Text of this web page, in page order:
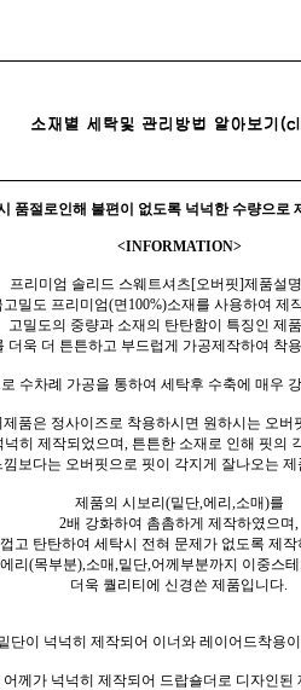
품절로인해 불편이 없도록 넉넉한 수량으로
<INFORMATION>
프리미엄 솔리드 스웨트셔츠[오버핏]제품설
고밀도 프리미엄(면100%)소재를 사용하여 제
고밀도의 중량과 소재의 탄탄함이 특징인 제
더욱 더 튼튼하고 부드럽게 가공제작하여 착
수차례 가공을 통하여 세탁후 수축에 매우
품은 정사이즈로 착용하시면 원하시는 오버
넉히 제작되었으며, 튼튼한 소재로 인해 핏의
낌보다는 오버핏으로 핏이 각지게 잘나오는
제품의 시보리(밑단,에리,소매)를
2배 강화하여 촘촘하게 제작하였으며,
고 탄탄하여 세탁시 전혀 문제가 없도록 제작
리(목부분),소매,밑단,어께부분까지 이중스
더욱 퀄리티에 신경쓴 제품입니다.
단이 넉넉히 제작되어 이너와 레이어드착용
께가 넉넉히 제작되어 드랍숄더로 디자인된